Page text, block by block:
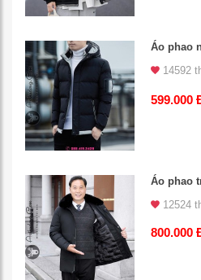
Áo phao
14592
599.000
Áo phao
12524
800.000